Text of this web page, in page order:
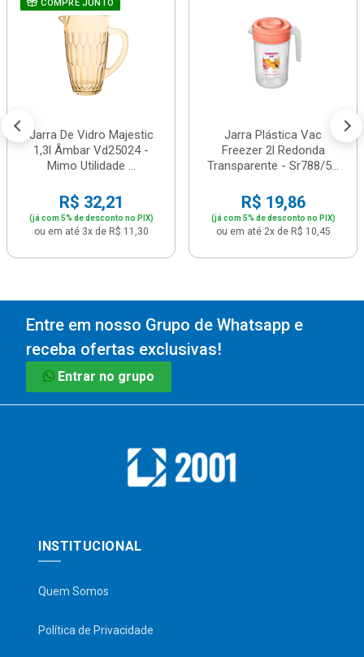
COMPRE JUNTO
Jarra De Vidro Majestic
1,3l Âmbar Vd25024 -
Mimo Utilidade ...
R$ 32,21
(já com 5% de desconto no PIX)
ou em até 3x de R$ 11,30
Jarra Plástica Vac
Freezer 2l Redonda
Transparente - Sr788/5...
R$ 19,86
(já com 5% de desconto no PIX)
ou em até 2x de R$ 10,45
Entre em nosso Grupo de Whatsapp e
receba ofertas exclusivas!
Entrar no grupo
INSTITUCIONAL
Quem Somos
Política de Privacidade